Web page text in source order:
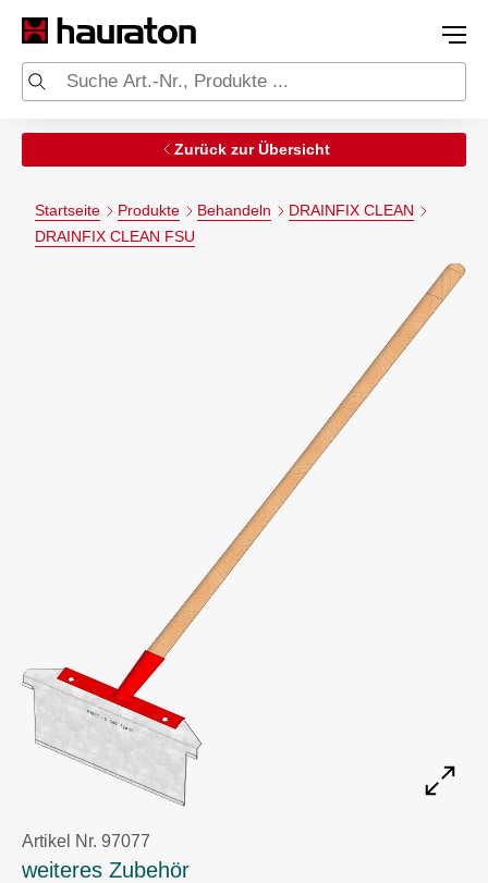
Zurück zur Übersicht
Startseite Produkte Behandeln
DRAINFIX CLEAN
DRAINFIX CLEAN FSU
Artikel Nr. 97077
weiteres Zubehör